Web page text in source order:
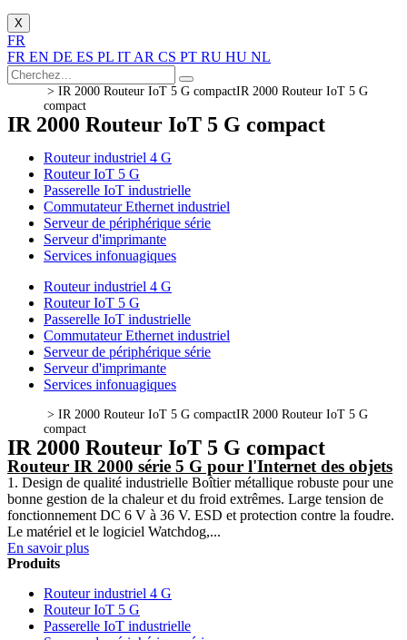
X
FR
FR EN DE ES PL IT AR CS PT RU HU NL
> IR 2000 Routeur IoT 5 G compactIR 2000 Routeur IoT 5 G
compact
IR 2000 Routeur IoT 5 G compact
Routeur industriel 4 G
Routeur IoT 5 G
Passerelle IoT industrielle
Commutateur Ethernet industriel
Serveur de périphérique série
Serveur d'imprimante
Services infonuagiques
Routeur industriel 4 G
Routeur IoT 5 G
Passerelle IoT industrielle
Commutateur Ethernet industriel
Serveur de périphérique série
Serveur d'imprimante
Services infonuagiques
> IR 2000 Routeur IoT 5 G compactIR 2000 Routeur IoT 5 G
compact
IR 2000 Routeur IoT 5 G compact
Routeur IR 2000 série 5 G pour l'Internet des objets
1. Design de qualité industrielle Boîtier métallique robuste pour une
bonne gestion de la chaleur et du froid extrêmes. Large tension de
fonctionnement DC 6 V à 36 V. ESD et protection contre la foudre.
Le matériel et le logiciel Watchdog,...
En savoir plus
Produits
Routeur industriel 4 G
Routeur IoT 5 G
Passerelle IoT industrielle